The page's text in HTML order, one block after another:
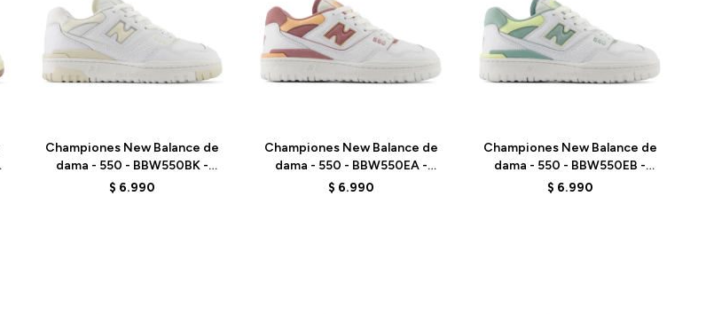
Championes New Balance de
dama - 550 - BBW550BK -
BLACK
$ 6.990
Championes New Balance de
dama - 550 - BBW550EA -
WHITE/LIGHT PINK
$ 6.990
Championes New Balance de
dama - 550 - BBW550EB -
WHITE/ LIGHT GREEN
$ 6.990